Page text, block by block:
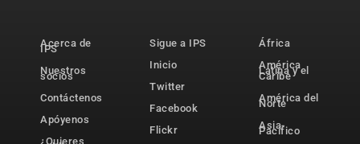
Acerca de
IPS
Nuestros
socios
Contáctenos
Apóyenos
¿Quieres
Sigue a IPS
Inicio
Twitter
Facebook
Flickr
África
América
Latina y el
Caribe
América del
Norte
Asia-
Pacífico